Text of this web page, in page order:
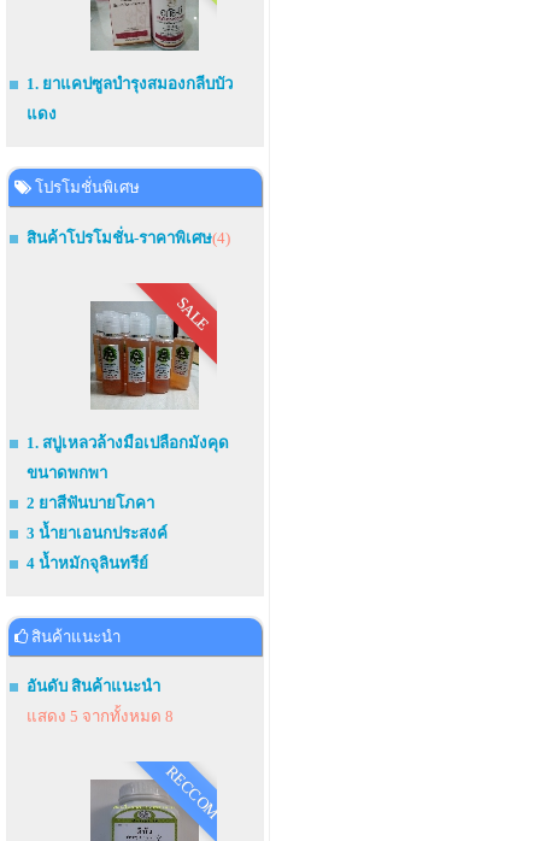
1. ยาแคปซูลบำรุงสมองกลีบบัว
แดง
โปรโมชั่นพิเศษ
สินค้าโปรโมชั่น-ราคาพิเศษ(4)
SALE
1. สบู่เหลวล้างมือเปลือกมังคุด
ขนาดพกพา
2 ยาสีฟันบายโภคา
3 น้ำยาเอนกประสงค์
4 น้ำหมักจุลินทรีย์
สินค้าแนะนำ
อันดับ สินค้าแนะนำ
แสดง 5 จากทั้งหมด 8
RECCOM